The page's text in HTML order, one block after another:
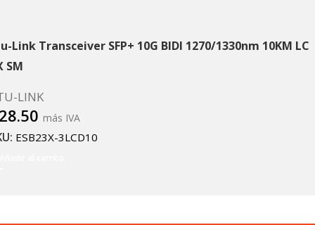
Link Transceiver SFP+ 10G BIDI 1270/1330nm 10KM LC
SM
LINK
más IVA
ESB23X-3LCD10